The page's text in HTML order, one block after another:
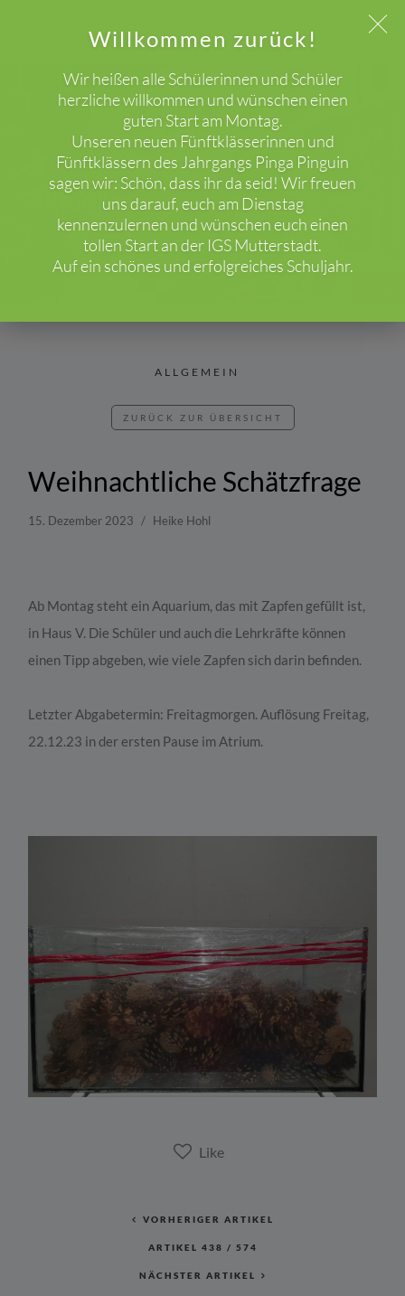
Willkommen zurück!
Wir heißen alle Schülerinnen und Schüler
herzliche willkommen und wünschen einen
guten Start am Montag.
Unseren neuen Fünftklässerinnen und
Fünftklässern des Jahrgangs Pinga Pinguin
sagen wir: Schön, dass ihr da seid! Wir freuen
uns darauf, euch am Dienstag
kennenzulernen und wünschen euch einen
tollen Start an der IGS Mutterstadt.
Auf ein schönes und erfolgreiches Schuljahr.
Aktuelles HOME BLOG ALLGEMEIN
ALLGEMEIN
ZURÜCK ZUR ÜBERSICHT
Weihnachtliche Schätzfrage
15. Dezember 2023 Heike Hohl
Ab Montag steht ein Aquarium, das mit Zapfen gefüllt ist,
in Haus V. Die Schüler und auch die Lehrkräfte können
einen Tipp abgeben, wie viele Zapfen sich darin befinden.
Letzter Abgabetermin: Freitagmorgen. Auflösung Freitag,
22.12.23 in der ersten Pause im Atrium.
VORHERIGER ARTIKEL
ARTIKEL 438 / 574
NÄCHSTER ARTIKEL